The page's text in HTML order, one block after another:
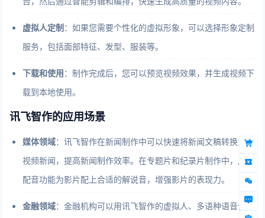
虚拟人定制：如果您需要个性化的虚拟形象，可以选择形象定制
服务，包括面部特征、发型、服装等。
下载和使用：制作完成后，您可以预览视频效果，并生成视频下
载到本地使用。
讯飞智作的应用场景
媒体领域：讯飞智作在新闻制作中可以快速将新闻文稿转换为音
视频新闻，提高新闻制作效率。在专题片和纪录片制作中，用AI
配音功能为影片配上合适的解说音，增强影片的表现力。
金融领域：金融机构可以用讯飞智作的虚拟人、多语种语音合成